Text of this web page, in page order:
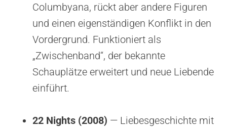
Columbyana, rückt aber andere Figuren
und einen eigenständigen Konflikt in den
Vordergrund. Funktioniert als
„Zwischenband“, der bekannte
Schauplätze erweitert und neue Liebende
einführt.
22 Nights (2008) — Liebesgeschichte mit